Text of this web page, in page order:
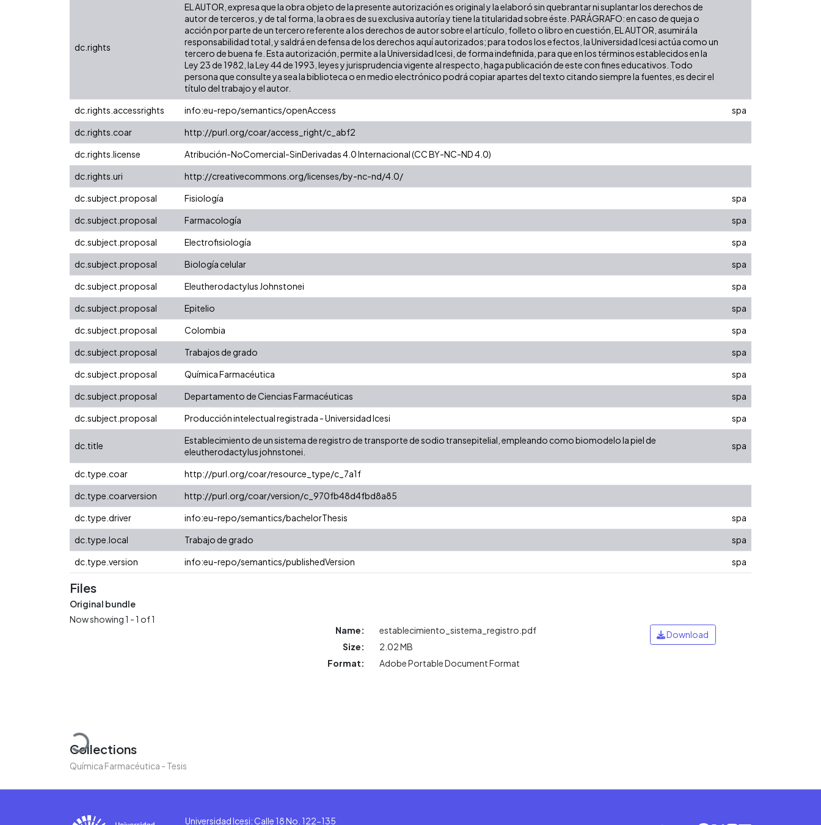
dc.rights
EL AUTOR, expresa que la obra objeto de la presente autorización es original y la elaboró sin quebrantar ni suplantar los derechos de
autor de terceros, y de tal forma, la obra es de su exclusiva autoría y tiene la titularidad sobre éste. PARÁGRAFO: en caso de queja o
acción por parte de un tercero referente a los derechos de autor sobre el artículo, folleto o libro en cuestión, EL AUTOR, asumirá la
responsabilidad total, y saldrá en defensa de los derechos aquí autorizados; para todos los efectos, la Universidad Icesi actúa como un
tercero de buena fe. Esta autorización, permite a la Universidad Icesi, de forma indefinida, para que en los términos establecidos en la
Ley 23 de 1982, la Ley 44 de 1993, leyes y jurisprudencia vigente al respecto, haga publicación de este con fines educativos. Todo
persona que consulte ya sea la biblioteca o en medio electrónico podrá copiar apartes del texto citando siempre la fuentes, es decir el
título del trabajo y el autor.
dc.rights.accessrights
info:eu-repo/semantics/openAccess
spa
dc.rights.coar
http://purl.org/coar/access_right/c_abf2
dc.rights.license
Atribución-NoComercial-SinDerivadas 4.0 Internacional (CC BY-NC-ND 4.0)
dc.rights.uri
http://creativecommons.org/licenses/by-nc-nd/4.0/
dc.subject.proposal
Fisiología
spa
dc.subject.proposal
Farmacología
spa
dc.subject.proposal
Electrofisiología
spa
dc.subject.proposal
Biología celular
spa
dc.subject.proposal
Eleutherodactylus Johnstonei
spa
dc.subject.proposal
Epitelio
spa
dc.subject.proposal
Colombia
spa
dc.subject.proposal
Trabajos de grado
spa
dc.subject.proposal
Química Farmacéutica
spa
dc.subject.proposal
Departamento de Ciencias Farmacéuticas
spa
dc.subject.proposal
Producción intelectual registrada - Universidad Icesi spa
dc.title
Establecimiento de un sistema de registro de transporte de sodio transepitelial, empleando como biomodelo la piel de
eleutherodactylus johnstonei.
spa
dc.type.coar
http://purl.org/coar/resource_type/c_7a1f
dc.type.coarversion
http://purl.org/coar/version/c_970fb48d4fbd8a85
dc.type.driver
info:eu-repo/semantics/bachelorThesis
spa
dc.type.local
Trabajo de grado
spa
dc.type.version
info:eu-repo/semantics/publishedVersion spa
Files
Original bundle
Now showing1 - 1 of 1
Loading...
Name:
establecimiento_sistema_registro.pdf
Size:
2.02 MB
Format:
Adobe Portable Document Format
Download
Collections
Química Farmacéutica - Tesis
Universidad Icesi: Calle 18 No. 122-135